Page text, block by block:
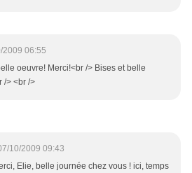
2009 06:55
oeuvre! Merci!<br /> Bises et belle
/> <br />
10/2009 09:43
Elie, belle journée chez vous ! ici, temps